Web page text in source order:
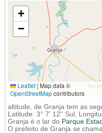
+
−
Leaflet | Map data ©
OpenStreetMapcontributors
altitude, de Granja tem as
Latitude: 3° 7' 12'' Sul,
Granja é o lar do Parque
O prefeito de Granja se